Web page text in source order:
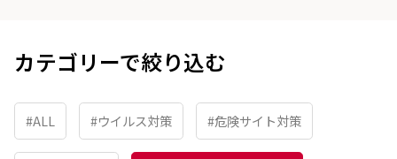
カテゴリーで絞り込む
#ALL #ウイルス対策 #危険サイト対策